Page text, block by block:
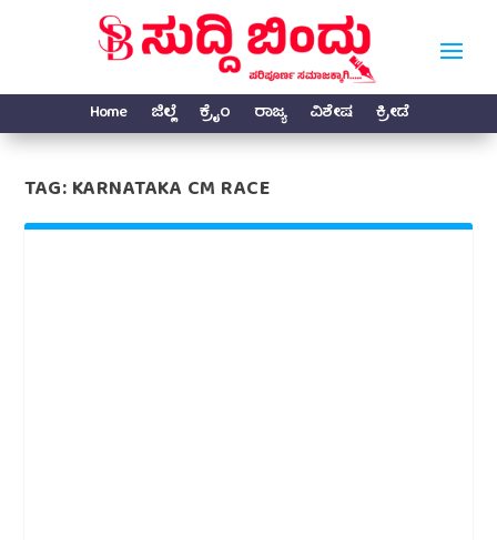
Home ಜಿಲ್ಲೆ ಕ್ರೈಂ ರಾಜ್ಯ ವಿಶೇಷ ಕ್ರೀಡೆ
TAG:KARNATAKA CM RACE